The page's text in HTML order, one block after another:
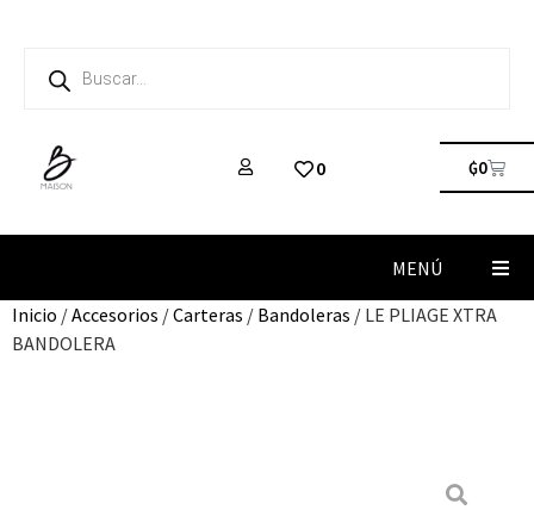
0 ₲0
MENÚ
Inicio /Accesorios /Carteras / Bandoleras / LE PLIAGE XTRA
BANDOLERA